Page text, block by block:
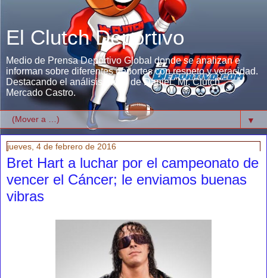
El Clutch Deportivo
Medio de Prensa Deportivo Global donde se analizan e
informan sobre diferentes deportes con respeto y veracidad.
Destacando el análisis único de Daniel "Mr. Clutch"
Mercado Castro.
▼
jueves, 4 de febrero de 2016
Bret Hart a luchar por el campeonato de
vencer el Cáncer; le enviamos buenas
vibras